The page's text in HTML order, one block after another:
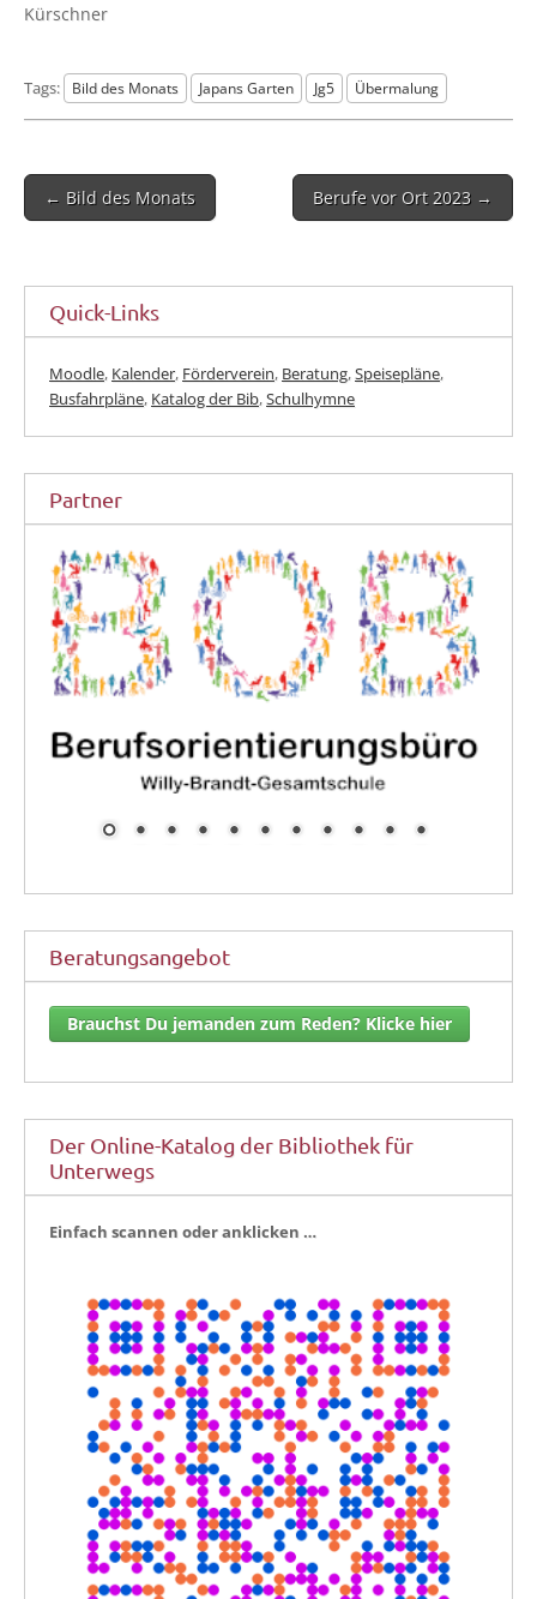
Kürschner
Tags: Bild des Monats Japans Garten Jg5 Übermalung
Post
navigation
← Bild des Monats Berufe vor Ort 2023 →
Quick-Links
Moodle, Kalender, Förderverein, Beratung,Speisepläne,
Busfahrpläne, Katalog der Bib,Schulhymne
Partner
Beratungsangebot
Brauchst Du jemanden zum Reden? Klicke hier
Der Online-Katalog der Bibliothek für
Unterwegs
Ein­fach scan­nen oder anklicken …